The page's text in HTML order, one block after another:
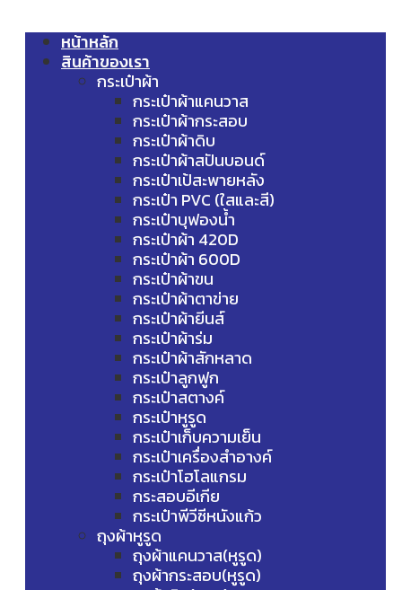
หน้าหลัก
สินค้าของเรา
กระเป๋าผ้า
กระเป๋าผ้าแคนวาส
กระเป๋าผ้ากระสอบ
กระเป๋าผ้าดิบ
กระเป๋าผ้าสปันบอนด์
กระเป๋าเป้สะพายหลัง
กระเป๋า PVC (ใสและสี)
กระเป๋าบุฟองน้ำ
กระเป๋าผ้า 420D
กระเป๋าผ้า 600D
กระเป๋าผ้าขน
กระเป๋าผ้าตาข่าย
กระเป๋าผ้ายีนส์
กระเป๋าผ้าร่ม
กระเป๋าผ้าสักหลาด
กระเป๋าลูกฟูก
กระเป๋าสตางค์
กระเป๋าหูรูด
กระเป๋าเก็บความเย็น
กระเป๋าเครื่องสำอางค์
กระเป๋าโฮโลแกรม
กระสอบอีเกีย
กระเป๋าพีวีซีหนังแก้ว
ถุงผ้าหูรูด
ถุงผ้าแคนวาส(หูรูด)
ถุงผ้ากระสอบ(หูรูด)